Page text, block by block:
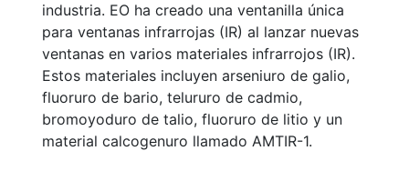
industria. EO ha creado una ventanilla única
para ventanas infrarrojas (IR) al lanzar nuevas
ventanas en varios materiales infrarrojos (IR).
Estos materiales incluyen arseniuro de galio,
fluoruro de bario, telururo de cadmio,
bromoyoduro de talio, fluoruro de litio y un
material calcogenuro llamado AMTIR-1.